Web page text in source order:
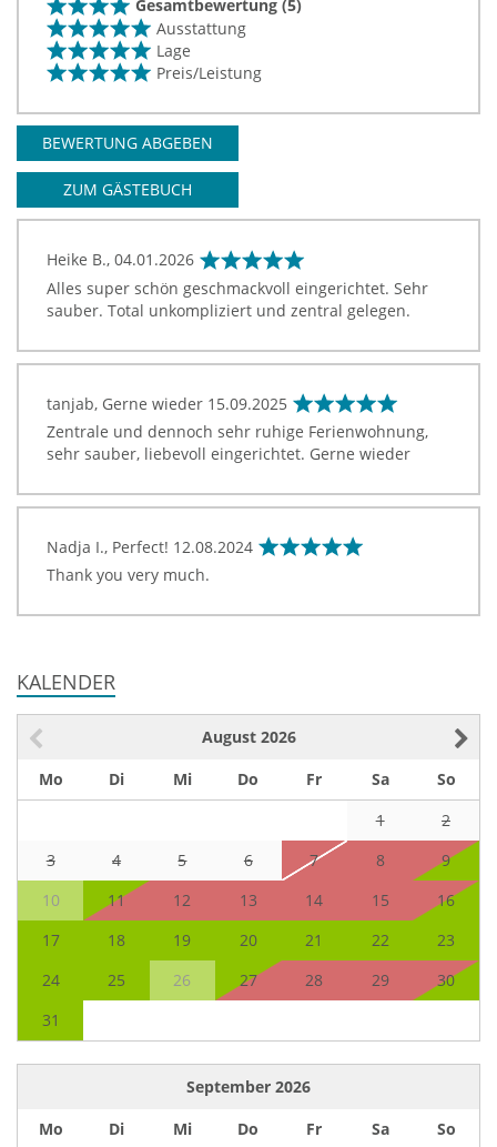
Gesamtbewertung (5)
Ausstattung
Lage
Preis/Leistung
BEWERTUNG ABGEBEN
ZUM GÄSTEBUCH
Heike B., 04.01.2026
Alles super schön geschmackvoll eingerichtet. Sehr
sauber. Total unkompliziert und zentral gelegen.
tanjab, Gerne wieder 15.09.2025
Zentrale und dennoch sehr ruhige Ferienwohnung,
sehr sauber, liebevoll eingerichtet. Gerne wieder
Nadja I., Perfect! 12.08.2024
Thank you very much.
KALENDER
August 2026
Mo
Di Mi Do Fr Sa
So
1
2
3
4 5 6 7 8
9
10
11 12 13 14 15
16
17
18 19 20 21 22
23
24
25 26 27 28 29
30
31
September 2026
Mo
Di Mi Do Fr Sa
So